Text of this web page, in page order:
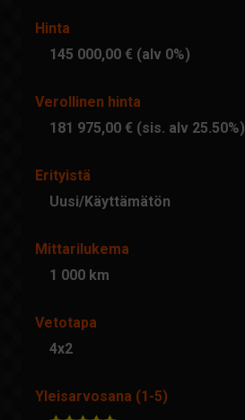
Hinta
145 000,00 € (alv 0%)
Verollinen hinta
181 975,00 € (sis. alv 25.50%)
Erityistä
Uusi/Käyttämätön
Mittarilukema
1 000 km
Vetotapa
4x2
Yleisarvosana (1-5)